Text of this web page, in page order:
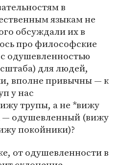
в
языкам не
обсуждали их в
про философские
одушевленностью
для людей,
вполне привычны — к
у нас
трупы, а не *вижу
— одушевленный (вижу
покойники)?
от одушевленности в